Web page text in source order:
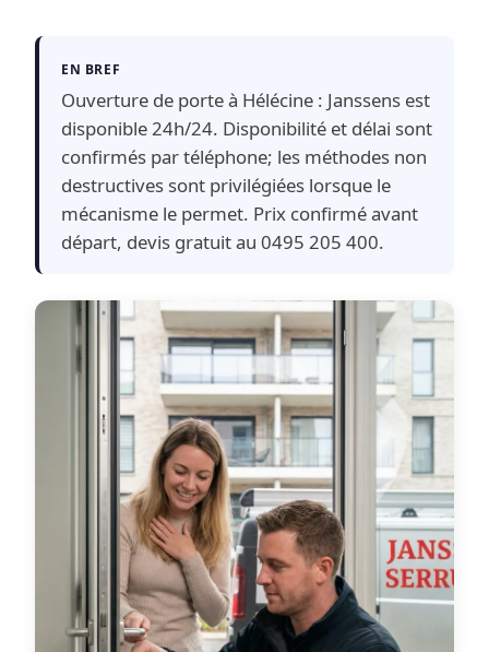
EN BREF
Ouverture de porte à Hélécine : Janssens est
disponible 24h/24. Disponibilité et délai sont
confirmés par téléphone; les méthodes non
destructives sont privilégiées lorsque le
mécanisme le permet. Prix confirmé avant
départ, devis gratuit au 0495 205 400.